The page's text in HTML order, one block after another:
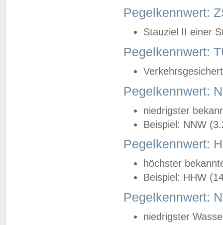
Pegelkennwert:
Stauziel II einer
Pegelkennwert:
Pegelkennwert:
niedrigster
Beispiel: NNW
Pegelkennwert:
höchster
Beispiel: HHW
Pegelkennwert:
niedrigster